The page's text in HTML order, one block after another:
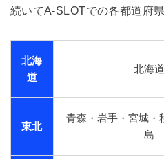
続いてA-SLOTでの各都道府
北海
道
北海道
東北
青森・岩手・宮城・
島